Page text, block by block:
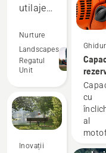
utilajele
motor
în doi
timpi și
depășesc
performanțele
din
Nurture
Landscapes
Regatul
Unit
Inovații
cu
cu
al
Soluții
O
largă